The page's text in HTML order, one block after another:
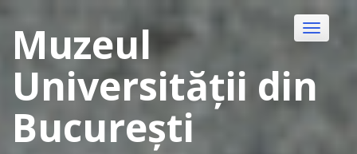
contentMuzeul
Universității din
București
Toggle